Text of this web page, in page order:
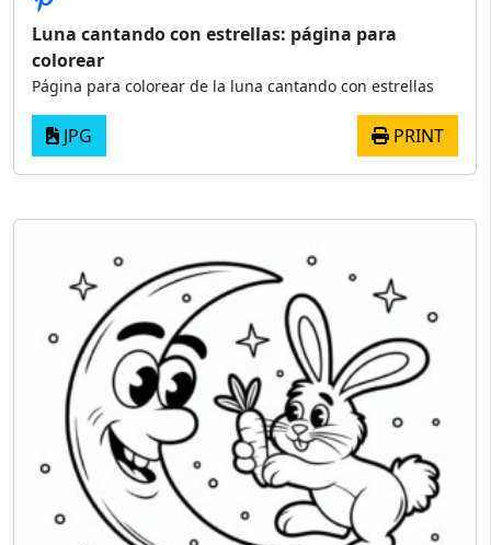
Luna cantando con estrellas: página para
colorear
Página para colorear de la luna cantando con estrellas
JPG PRINT